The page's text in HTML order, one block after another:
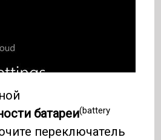
батареи(battery
переключатель